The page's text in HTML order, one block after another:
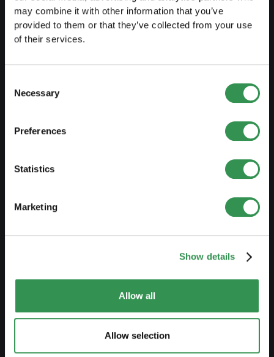
may combine it with other information that you’ve
provided to them or that they’ve collected from your use
of their services.
Selection
Necessary
Preferences
Statistics
Marketing
Show details
Allow all
Allow selection
PREPARE
Fiscal aspects
Free courses
Set up a LLC
Set up a general proprietorship